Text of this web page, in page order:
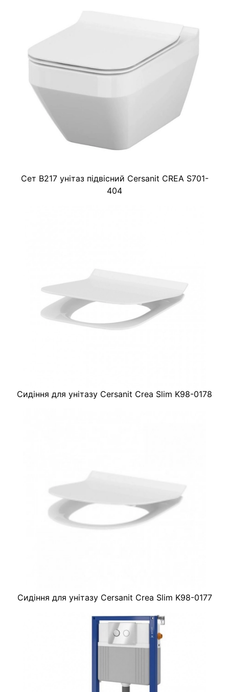
Сет B217 унітаз підвісний Cersanit CREA S701-
404
Сидіння для унітазу Cersanit Crea Slim K98-0178
Сидіння для унітазу Cersanit Crea Slim K98-0177